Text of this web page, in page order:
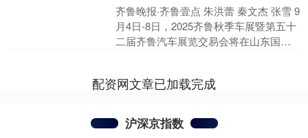
齐鲁晚报·齐鲁壹点 朱洪蕾 秦文杰 张雪 9
月4日-8日，2025齐鲁秋季车展暨第五十
二届齐鲁汽车展览交易会将在山东国际
配资网文章已加载完成
沪深京指数